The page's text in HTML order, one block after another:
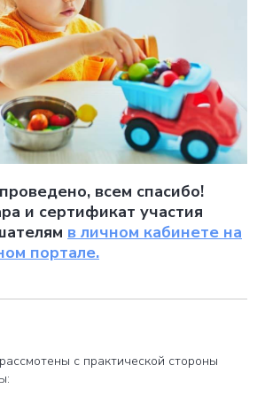
всем спасибо!
и сертификат участия
в личном кабинете на
портале.
с практической стороны